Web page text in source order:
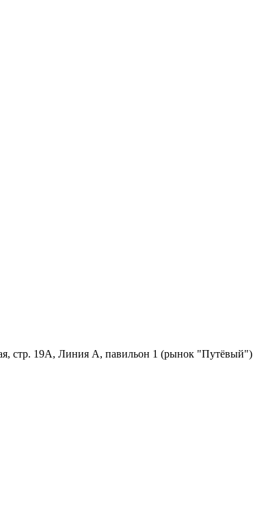
стр. 19А, Линия А, павильон 1 (рынок "Путёвый")